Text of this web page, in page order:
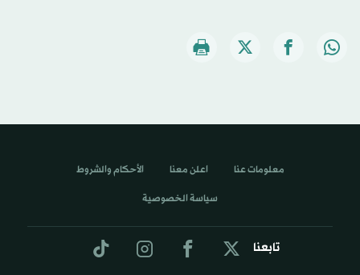
تابعنا
معلومات عنا اعلن معنا الأحكام والشروط
سياسة الخصوصية